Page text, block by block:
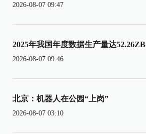
2026-08-07 09:47
2025年我国年度数据生产量达52.26ZB
2026-08-07 09:46
北京：机器人在公园“上岗”
2026-08-07 03:10